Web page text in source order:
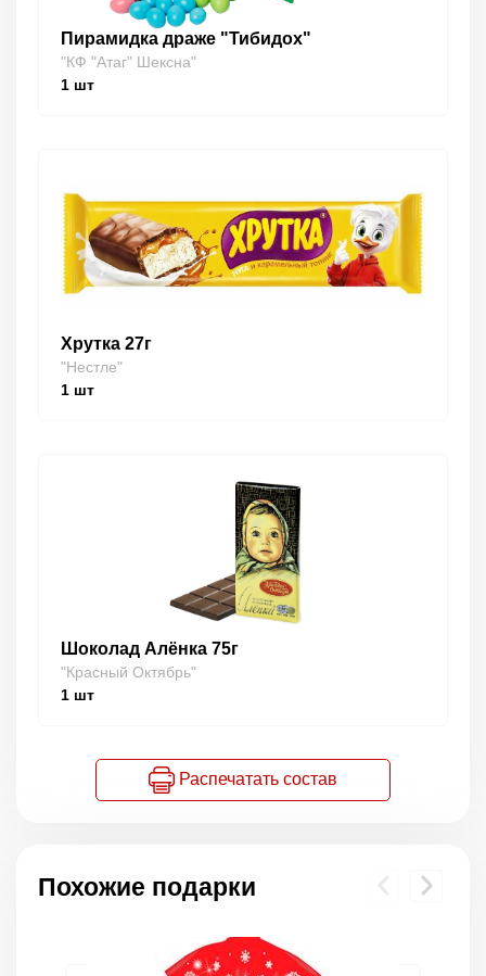
Пирамидка драже "Тибидох"
"КФ "Атаг" Шексна"
1 шт
Хрутка 27г
"Нестле"
1 шт
Шоколад Алёнка 75г
"Красный Октябрь"
1 шт
Распечатать состав
Похожие подарки